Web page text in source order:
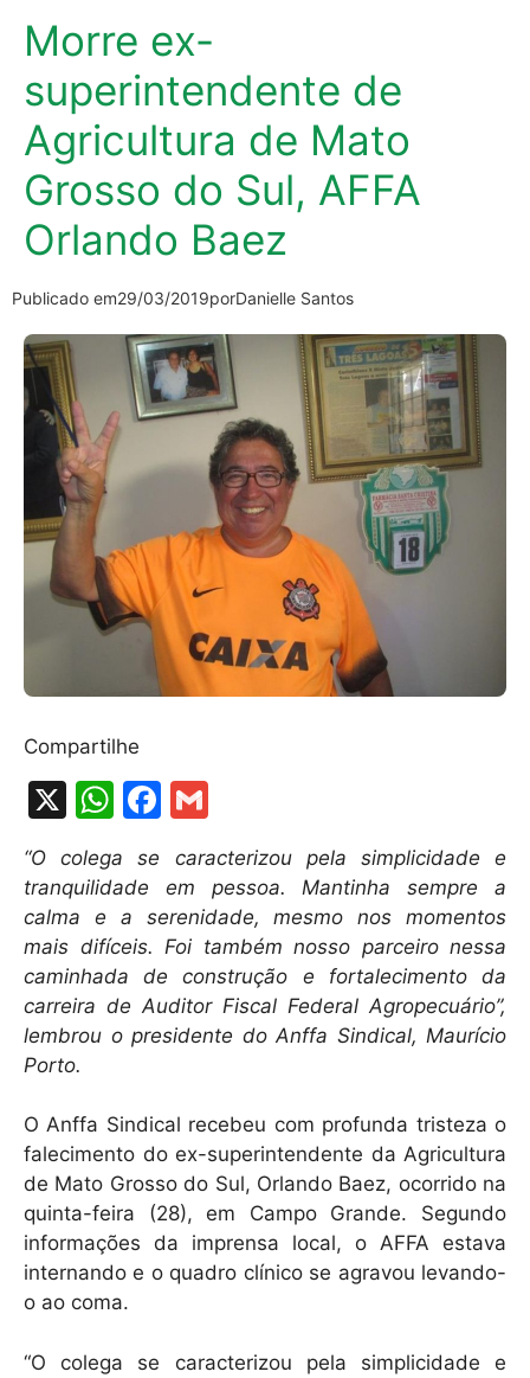
Morre ex-
superintendente de
Agricultura de Mato
Grosso do Sul, AFFA
Orlando Baez
Publicado em29/03/2019porDanielle Santos
Compartilhe
X
W
at
s
A
p
p
F
c
e
b
o
o
ai
l
“O colega se caracterizou pela simplicidade e
tranquilidade em pessoa. Mantinha sempre a
calma e a serenidade, mesmo nos momentos
mais difíceis. Foi também nosso parceiro nessa
caminhada de construção e fortalecimento da
carreira de Auditor Fiscal Federal Agropecuário”,
lembrou o presidente do Anffa Sindical, Maurício
Porto.
O Anffa Sindical recebeu com profunda tristeza o
falecimento do ex-superintendente da Agricultura
de Mato Grosso do Sul, Orlando Baez, ocorrido na
quinta-feira (28), em Campo Grande. Segundo
informações da imprensa local, o AFFA estava
internando e o quadro clínico se agravou levando-
o ao coma.
“O colega se caracterizou pela simplicidade e